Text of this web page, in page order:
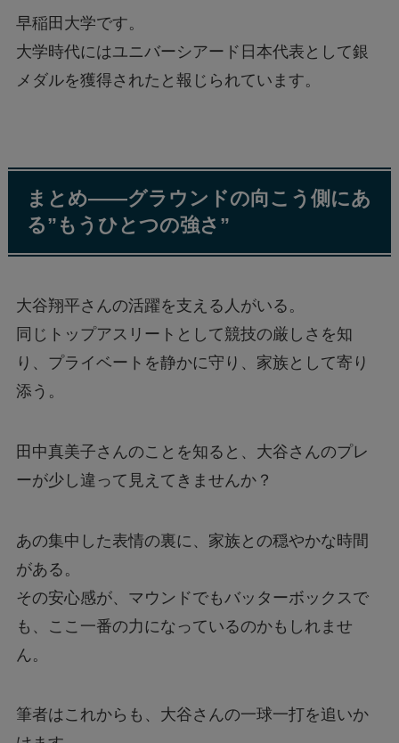
早稲田大学です。
大学時代にはユニバーシアード日本代表として銀
メダルを獲得されたと報じられています。
まとめ——グラウンドの向こう側にあ
る”もうひとつの強さ”
大谷翔平さんの活躍を支える人がいる。
同じトップアスリートとして競技の厳しさを知
り、プライベートを静かに守り、家族として寄り
添う。
田中真美子さんのことを知ると、大谷さんのプレ
ーが少し違って見えてきませんか？
あの集中した表情の裏に、家族との穏やかな時間
がある。
その安心感が、マウンドでもバッターボックスで
も、ここ一番の力になっているのかもしれませ
ん。
筆者はこれからも、大谷さんの一球一打を追いか